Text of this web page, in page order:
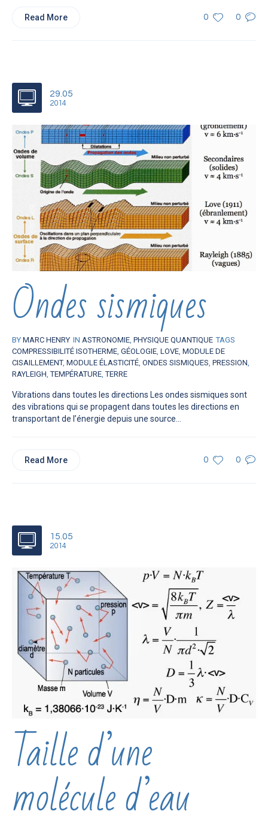
0 0
Read More
29.05
2014
Ondes sismiques
BY MARC HENRY IN ASTRONOMIE, PHYSIQUE QUANTIQUE TAGS
COMPRESSIBILITÉ ISOTHERME, GÉOLOGIE, LOVE, MODULE DE
CISAILLEMENT, MODULE ÉLASTICITÉ, ONDES SISMIQUES, PRESSION,
RAYLEIGH,TEMPÉRATURE,TERRE
Vibrations dans toutes les directions Les ondes sismiques sont
des vibrations qui se propagent dans toutes les directions en
transportant de l’énergie depuis une source...
0 0
Read More
15.05
2014
Taille d’une
molécule d’eau